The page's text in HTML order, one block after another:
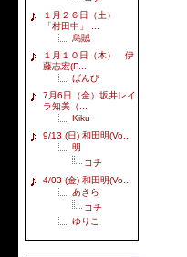
１月２６日（土）
「村田中」 ...
烏賊
１月１０日（木） 伊
藤志宏(P...
ばんび
7月6日（金）坂井レイ
ラ知美（...
Kiku
9/13 (日) 和田明(Vo...
明
コチ
4/03 (金) 和田明(Vo...
あきら
コチ
ゆりこ